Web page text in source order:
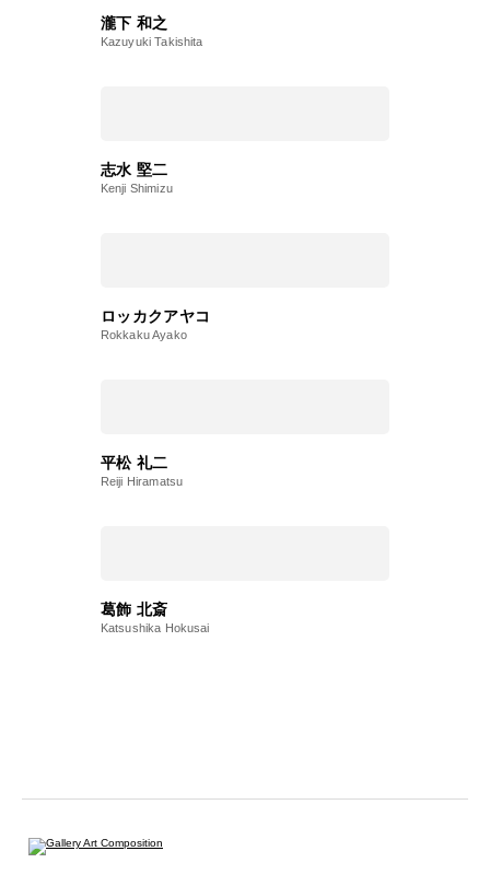
瀧下 和之
Kazuyuki Takishita
志水 堅二
Kenji Shimizu
ロッカクアヤコ
Rokkaku Ayako
平松 礼二
Reiji Hiramatsu
葛飾 北斎
Katsushika Hokusai